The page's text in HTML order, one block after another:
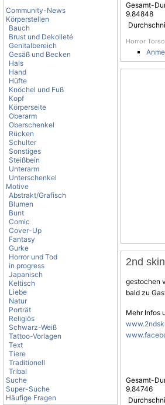
Community-News
Körperstellen
Bauch
Brust und Dekolleté
Genitalbereich
Gesäß und Becken
Hals
Hand
Hüfte
Knöchel und Fuß
Kopf
Körperseite
Oberarm
Oberschenkel
Rücken
Schulter
Sonstiges
Steißbein
Unterarm
Unterschenkel
Motive
Abstrakt/Grafisch
Blumen
Bunt
Comic
Cover-Up
Fantasy
Gurke
Horror und Tod
in progress
Japanisch
Keltisch
Liebe
Natur
Porträt
Religiös
Schwarz-Weiß
Tattoo-Vorlagen
Text
Tiere
Traditionell
Tribal
Suche
Super-Suche
Häufige Fragen
Gesamt-
9.84848
Horror
2nd
gestochen
bald zu
Mehr Infos
Gesamt-
9.84746